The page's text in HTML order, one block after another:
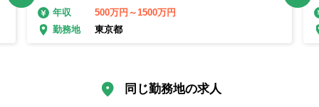
年収
500万円～1500万円
勤務地
東京都
同じ勤務地の求人